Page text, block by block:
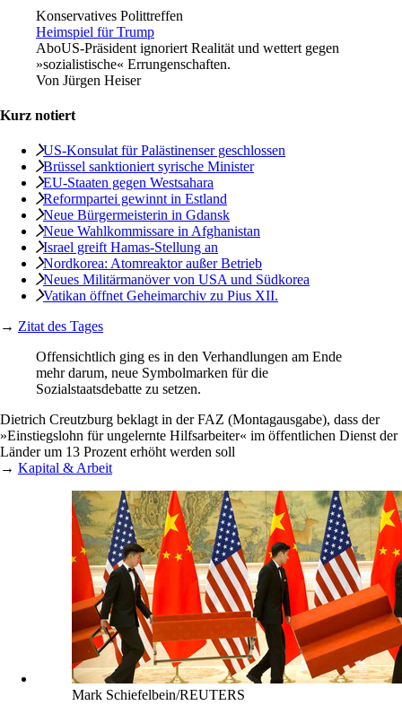
Konservatives Polittreffen
Heimspiel für Trump
AboUS-Präsident ignoriert Realität und wettert gegen
»sozialistische« Errungenschaften.
Von Jürgen Heiser
Kurz notiert
US-Konsulat für Palästinenser geschlossen
Brüssel sanktioniert syrische Minister
EU-Staaten gegen Westsahara
Reformpartei gewinnt in Estland
Neue Bürgermeisterin in Gdansk
Neue Wahlkommissare in Afghanistan
Israel greift Hamas-Stellung an
Nordkorea: Atomreaktor außer Betrieb
Neues Militärmanöver von USA und Südkorea
Vatikan öffnet Geheimarchiv zu Pius XII.
→ Zitat des Tages
Offensichtlich ging es in den Verhandlungen am Ende
mehr darum, neue Symbolmarken für die
Sozialstaatsdebatte zu setzen.
Dietrich Creutzburg beklagt in der FAZ (Montagausgabe), dass der
»Einstiegslohn für ungelernte Hilfsarbeiter« im öffentlichen Dienst der
Länder um 13 Prozent erhöht werden soll
→ Kapital & Arbeit
Mark Schiefelbein/REUTERS